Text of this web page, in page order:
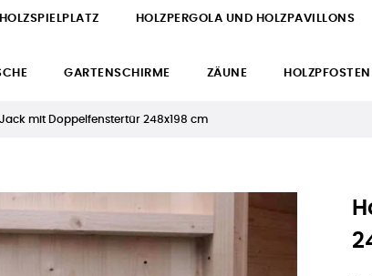
HOLZSPIELPLATZ HOLZPERGOLA UND HOLZPAVILLONS
GARTENSCHIRME ZÄUNE
mit Doppelfenstertür 248x198 cm